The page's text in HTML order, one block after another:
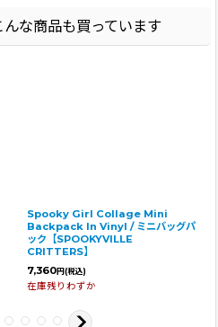
な商品も買っています
Spooky Girl Collage Mini
Backpack In Vinyl / ミニバッグパ
ック【SPOOKYVILLE
CRITTERS】
7,360円 (税込)
在庫残りわずか